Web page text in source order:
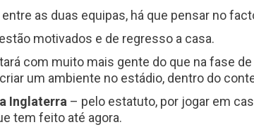
as duas equipas, há que pensar no
motivados e de regresso a casa.
com muito mais gente do que na fase
um ambiente no estádio, dentro do
Inglaterra – pelo estatuto, por jogar em
tem feito até agora.